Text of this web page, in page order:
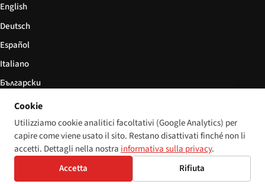
English
Deutsch
Español
Italiano
Български
简体中文
© 2026 Disability World. Tutti i diritti riservati. Impostazioni cookie
DeutschEspañol 简体中文Polski
Cookie
Utilizziamo cookie analitici facoltativi (Google Analytics) per
capire come viene usato il sito. Restano disattivati finché non li
accetti. Dettagli nella nostra informativa sulla privacy.
Accetta
Rifiuta